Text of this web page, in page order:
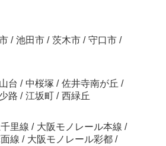
/ 池田市 / 茨木市 / 守口市 /
台 / 中桜塚 / 佐井寺南が丘 /
少路 / 江坂町 / 西緑丘
里線 / 大阪モノレール本線 /
線 / 大阪モノレール彩都 /